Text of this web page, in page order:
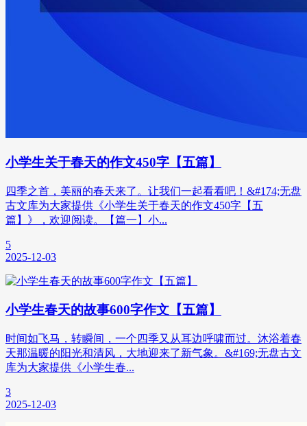
小学生关于春天的作文450字【五篇】
四季之首，美丽的春天来了。让我们一起看看吧！&#174;无盘
古文库为大家提供《小学生关于春天的作文450字【五
篇】》，欢迎阅读。【篇一】小...
5
2025-12-03
小学生春天的故事600字作文【五篇】
时间如飞马，转瞬间，一个四季又从耳边呼啸而过。沐浴着春
天那温暖的阳光和清风，大地迎来了新气象。&#169;无盘古文
库为大家提供《小学生春...
3
2025-12-03